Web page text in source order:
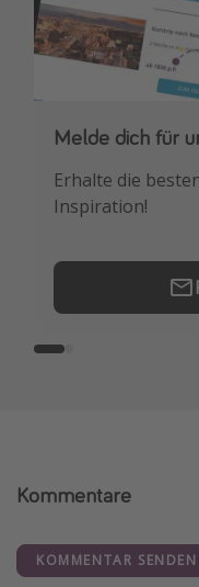
Melde dich für
Erhalte die
Inspiration!
Downloade
Buche die
Erstes.
Kommentare
KOMMENTAR SENDEN